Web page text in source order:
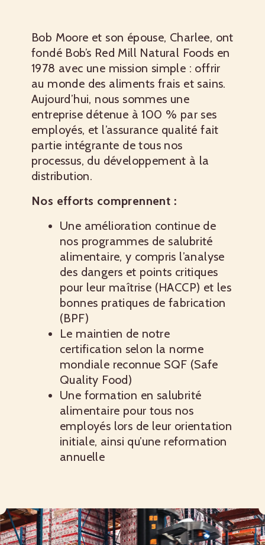
Bob Moore et son épouse, Charlee, ont
fondé Bob’s Red Mill Natural Foods en
1978 avec une mission simple : offrir
au monde des aliments frais et sains.
Aujourd’hui, nous sommes une
entreprise détenue à 100 % par ses
employés, et l’assurance qualité fait
partie intégrante de tous nos
processus, du développement à la
distribution.
Nos efforts comprennent :
Une amélioration continue de
nos programmes de salubrité
alimentaire, y compris l’analyse
des dangers et points critiques
pour leur maîtrise (HACCP) et les
bonnes pratiques de fabrication
(BPF)
Le maintien de notre
certification selon la norme
mondiale reconnue SQF (Safe
Quality Food)
Une formation en salubrité
alimentaire pour tous nos
employés lors de leur orientation
initiale, ainsi qu’une reformation
annuelle